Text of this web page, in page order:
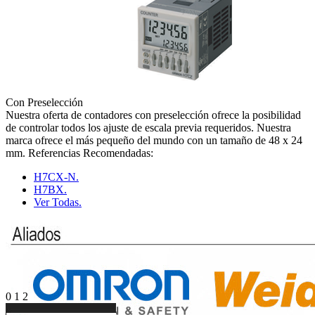
Con Preselección
Nuestra oferta de contadores con preselección ofrece la posibilidad
de controlar todos los ajuste de escala previa requeridos. Nuestra
marca ofrece el más pequeño del mundo con un tamaño de 48 x 24
mm. Referencias Recomendadas:
H7CX-N.
H7BX.
Ver Todas.
0 1 2